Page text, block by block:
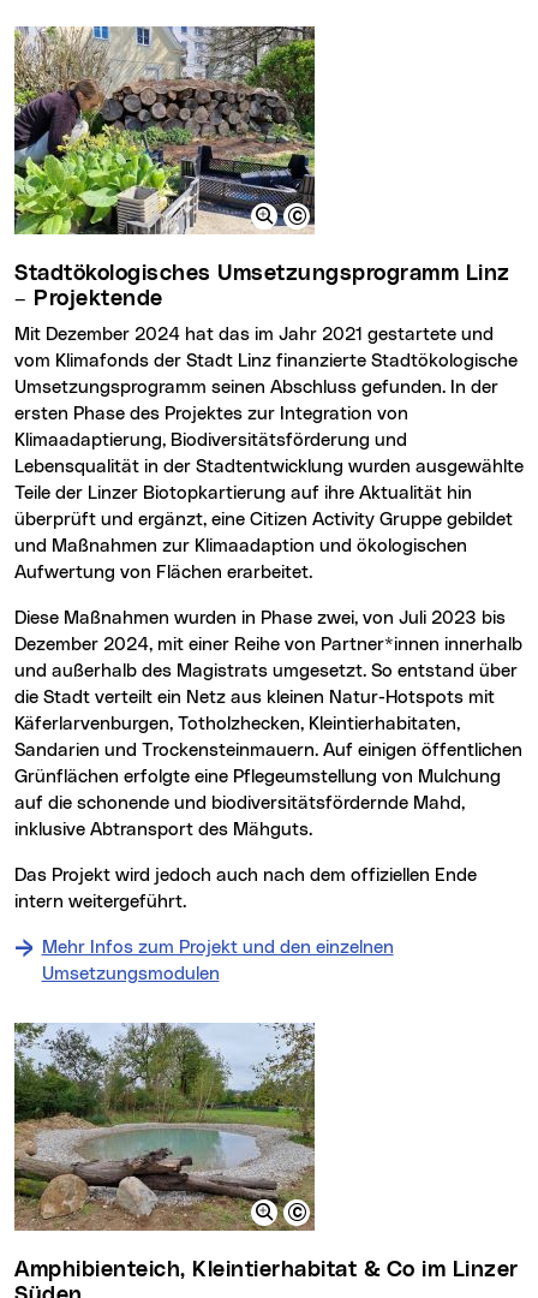
Stadtökologisches Umsetzungsprogramm Linz
– Projektende
Mit Dezember 2024 hat das im Jahr 2021 gestartete und
vom Klimafonds der Stadt Linz finanzierte Stadtökologische
Umsetzungsprogramm seinen Abschluss gefunden. In der
ersten Phase des Projektes zur Integration von
Klimaadaptierung, Biodiversitätsförderung und
Lebensqualität in der Stadtentwicklung wurden ausgewählte
Teile der Linzer Biotopkartierung auf ihre Aktualität hin
überprüft und ergänzt, eine Citizen Activity Gruppe gebildet
und Maßnahmen zur Klimaadaption und ökologischen
Aufwertung von Flächen erarbeitet.
Diese Maßnahmen wurden in Phase zwei, von Juli 2023 bis
Dezember 2024, mit einer Reihe von Partner*innen innerhalb
und außerhalb des Magistrats umgesetzt. So entstand über
die Stadt verteilt ein Netz aus kleinen Natur-Hotspots mit
Käferlarvenburgen, Totholzhecken, Kleintierhabitaten,
Sandarien und Trockensteinmauern. Auf einigen öffentlichen
Grünflächen erfolgte eine Pflegeumstellung von Mulchung
auf die schonende und biodiversitätsfördernde Mahd,
inklusive Abtransport des Mähguts.
Das Projekt wird jedoch auch nach dem offiziellen Ende
intern weitergeführt.
Mehr Infos zum Projekt und den einzelnen
Umsetzungsmodulen
Amphibienteich, Kleintierhabitat & Co im Linzer